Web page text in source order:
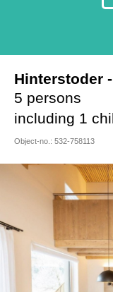
Hinterstoder
5 persons
including 1
Object-no.: 532-758113